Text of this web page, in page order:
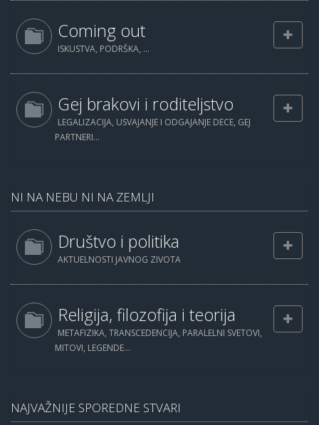
Coming out
ISKUSTVA, PODRŠKA, ...
Gej brakovi i roditeljstvo
LEGALIZACIJA, USVAJANJE I ODGAJANJE DECE, GEJ
PARTNERI...
NI NA NEBU NI NA ZEMLJI
Društvo i politika
AKTUELNOSTI JAVNOG ZIVOTA
Religija, filozofija i teorija
METAFIZIKA, TRANSCEDENCIJA, PARALELNI SVETOVI,
MITOVI, LEGENDE...
NAJVAŽNIJE SPOREDNE STVARI